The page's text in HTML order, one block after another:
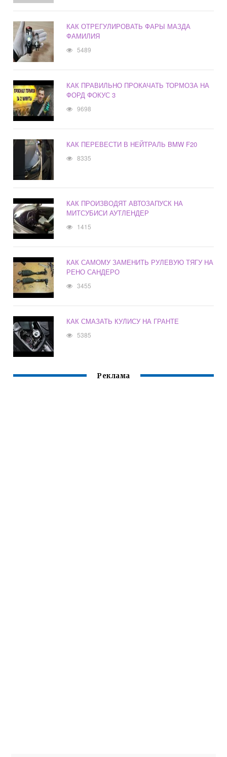
КАК ОТРЕГУЛИРОВАТЬ ФАРЫ МАЗДА
ФАМИЛИЯ
5489
КАК ПРАВИЛЬНО ПРОКАЧАТЬ ТОРМОЗА НА
ФОРД ФОКУС 3
9698
КАК ПЕРЕВЕСТИ В НЕЙТРАЛЬ BMW F20
8335
КАК ПРОИЗВОДЯТ АВТОЗАПУСК НА
МИТСУБИСИ АУТЛЕНДЕР
1415
КАК САМОМУ ЗАМЕНИТЬ РУЛЕВУЮ ТЯГУ НА
РЕНО САНДЕРО
3455
КАК СМАЗАТЬ КУЛИСУ НА ГРАНТЕ
5385
Реклама